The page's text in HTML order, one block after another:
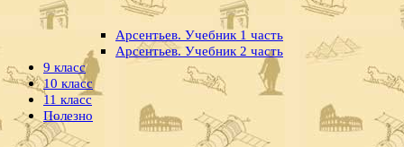
Арсентьев. Учебник 1 часть
Арсентьев. Учебник 2 часть
9 класс
10 класс
11 класс
Полезно